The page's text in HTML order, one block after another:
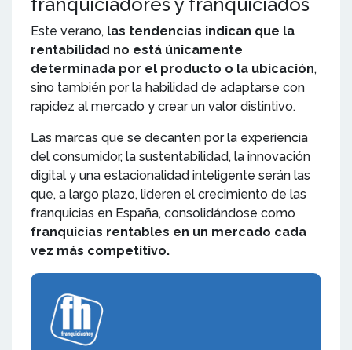
Este verano, las tendencias indican que la
rentabilidad no está únicamente
determinada por el producto o la ubicación,
sino también por la habilidad de adaptarse con
rapidez al mercado y crear un valor distintivo.
Las marcas que se decanten por la experiencia
del consumidor, la sustentabilidad, la innovación
digital y una estacionalidad inteligente serán las
que, a largo plazo, lideren el crecimiento de las
franquicias en España, consolidándose como
franquicias rentables en un mercado cada
vez más competitivo.